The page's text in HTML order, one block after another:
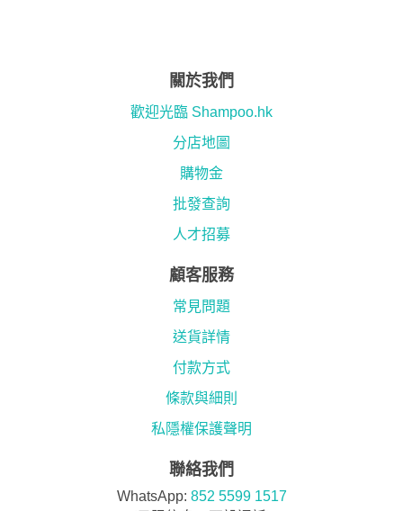
關於我們
歡迎光臨 Shampoo.hk
分店地圖
購物金
批發查詢
人才招募
顧客服務
常見問題
送貨詳情
付款方式
條款與細則
私隱權保護聲明
聯絡我們
WhatsApp: 852 5599 1517